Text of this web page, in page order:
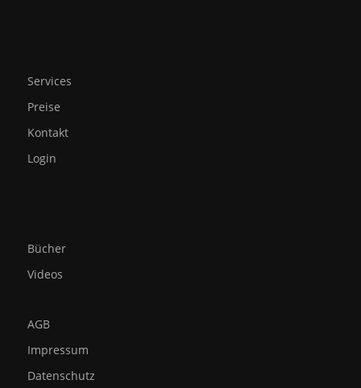
Services
Preise
Kontakt
Login
Bücher
Videos
AGB
Impressum
Datenschutz